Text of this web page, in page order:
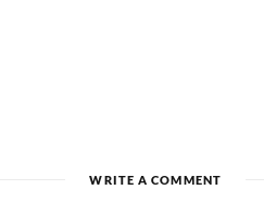
WRITE A COMMENT